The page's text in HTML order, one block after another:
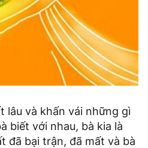
lâu và khấn vái những gì
biết với nhau, bà kia là
đã bại trận, đã mất và bà